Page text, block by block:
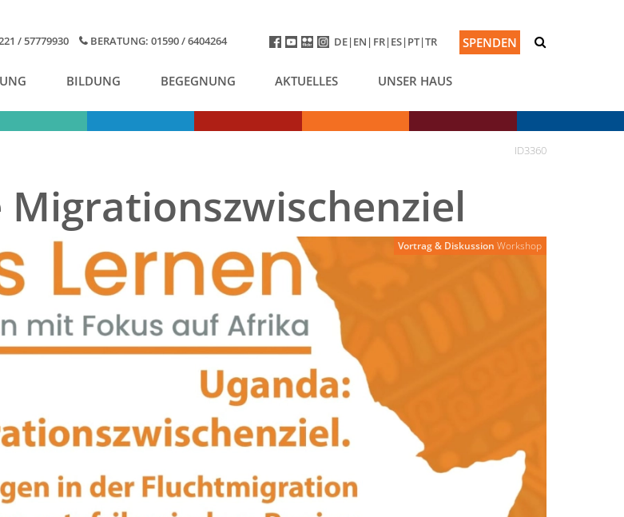
/ 57779930 BERATUNG: 01590 / 6404264 SPENDEN
DE EN FR ES PT TR
BILDUNG BEGEGNUNG AKTUELLES UNSER HAUS
ID3360
Migrationszwischenziel
Vortrag & Diskussion Workshop